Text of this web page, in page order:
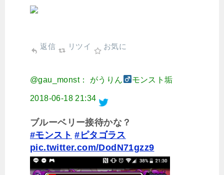
返信 リツイ お気に
@gau_monst： がうりん モンスト垢
2018-06-18 21:34
ブルーベリー接待かな？
#モンスト #ピタゴラス
pic.twitter.com/DodN71gzz9